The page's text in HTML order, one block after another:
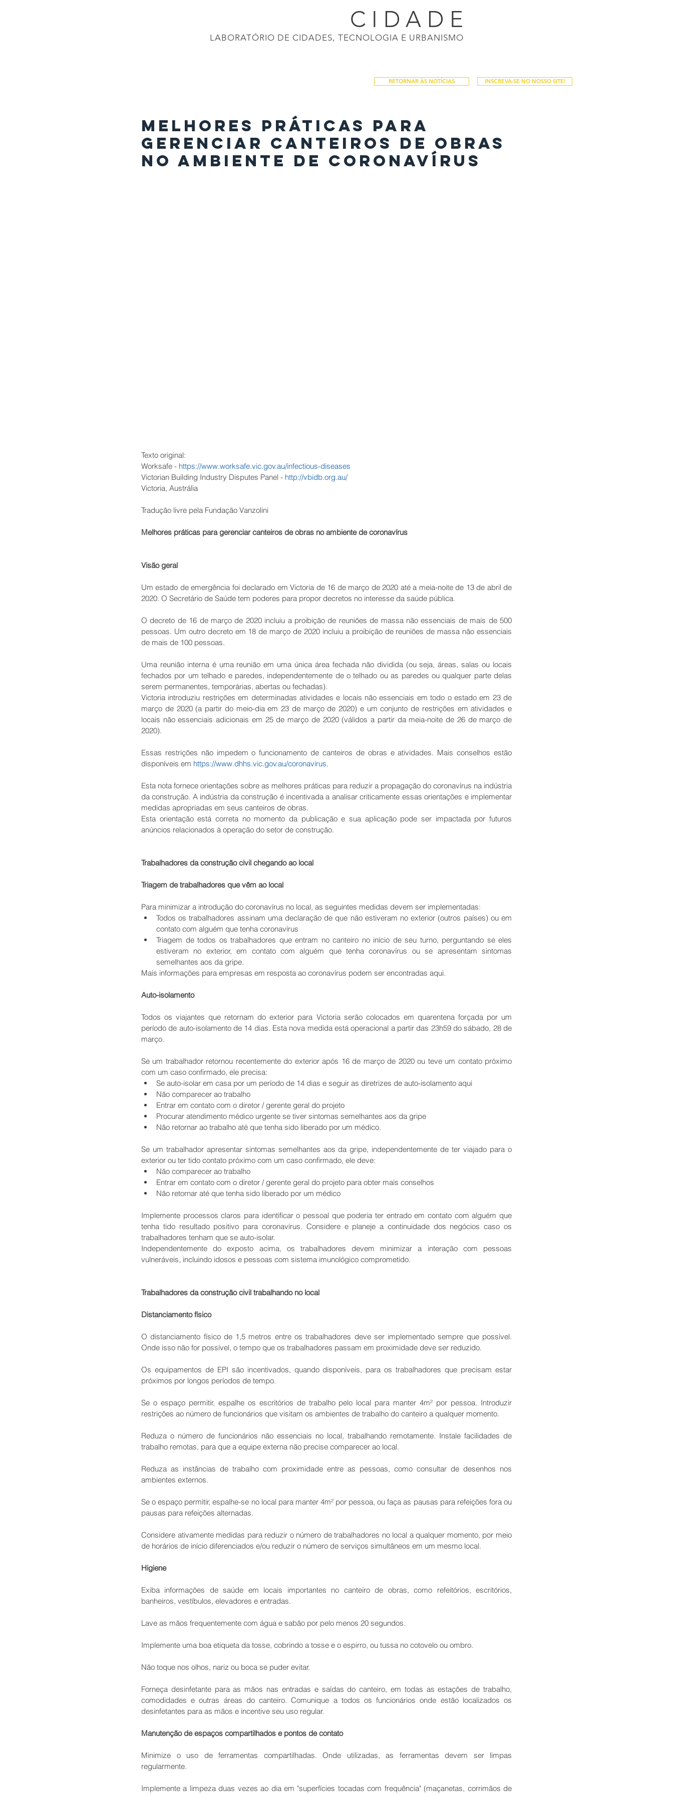
CIDADE
LABORATÓRIO DE CIDADES, TECNOLOGIA E URBANISMO
RETORNAR ÀS NOTÍCIAS INSCREVA-SE NO NOSSO SITE!
Melhores práticas para
gerenciar canteiros de obras
no ambiente de coronavírus
Texto original:
Worksafe - https://www.worksafe.vic.gov.au/infectious-diseases
Victorian Building Industry Disputes Panel - http://vbidb.org.au/
Victoria, Austrália
Tradução livre pela Fundação Vanzolini
Melhores práticas para gerenciar canteiros de obras no ambiente de coronavírus
Visão geral
Um estado de emergência foi declarado em Victoria de 16 de março de 2020 até a meia-noite de 13 de abril de
2020. O Secretário de Saúde tem poderes para propor decretos no interesse da saúde pública.
O decreto de 16 de março de 2020 incluiu a proibição de reuniões de massa não essenciais de mais de 500
pessoas. Um outro decreto em 18 de março de 2020 incluiu a proibição de reuniões de massa não essenciais
de mais de 100 pessoas.
Uma reunião interna é uma reunião em uma única área fechada não dividida (ou seja, áreas, salas ou locais
fechados por um telhado e paredes, independentemente de o telhado ou as paredes ou qualquer parte delas
serem permanentes, temporárias, abertas ou fechadas).
Victoria introduziu restrições em determinadas atividades e locais não essenciais em todo o estado em 23 de
março de 2020 (a partir do meio-dia em 23 de março de 2020) e um conjunto de restrições em atividades e
locais não essenciais adicionais em 25 de março de 2020 (válidos a partir da meia-noite de 26 de março de
2020).
Essas restrições não impedem o funcionamento de canteiros de obras e atividades. Mais conselhos estão
disponíveis em https://www.dhhs.vic.gov.au/coronavirus.
Esta nota fornece orientações sobre as melhores práticas para reduzir a propagação do coronavírus na indústria
da construção. A indústria da construção é incentivada a analisar criticamente essas orientações e implementar
medidas apropriadas em seus canteiros de obras.
Esta orientação está correta no momento da publicação e sua aplicação pode ser impactada por futuros
anúncios relacionados à operação do setor de construção.
Trabalhadores da construção civil chegando ao local
Triagem de trabalhadores que vêm ao local
Para minimizar a introdução do coronavírus no local, as seguintes medidas devem ser implementadas:
Todos os trabalhadores assinam uma declaração de que não estiveram no exterior (outros países) ou em
contato com alguém que tenha coronavírus
Triagem de todos os trabalhadores que entram no canteiro no início de seu turno, perguntando se eles
estiveram no exterior, em contato com alguém que tenha coronavírus ou se apresentam sintomas
semelhantes aos da gripe.
Mais informações para empresas em resposta ao coronavírus podem ser encontradas aqui.
Auto-isolamento
Todos os viajantes que retornam do exterior para Victoria serão colocados em quarentena forçada por um
período de auto-isolamento de 14 dias. Esta nova medida está operacional a partir das 23h59 do sábado, 28 de
março.
Se um trabalhador retornou recentemente do exterior após 16 de março de 2020 ou teve um contato próximo
com um caso confirmado, ele precisa:
Se auto-isolar em casa por um período de 14 dias e seguir as diretrizes de auto-isolamento aqui
Não comparecer ao trabalho
Entrar em contato com o diretor / gerente geral do projeto
Procurar atendimento médico urgente se tiver sintomas semelhantes aos da gripe
Não retornar ao trabalho até que tenha sido liberado por um médico.
Se um trabalhador apresentar sintomas semelhantes aos da gripe, independentemente de ter viajado para o
exterior ou ter tido contato próximo com um caso confirmado, ele deve:
Não comparecer ao trabalho
Entrar em contato com o diretor / gerente geral do projeto para obter mais conselhos
Não retornar até que tenha sido liberado por um médico
Implemente processos claros para identificar o pessoal que poderia ter entrado em contato com alguém que
tenha tido resultado positivo para coronavírus. Considere e planeje a continuidade dos negócios caso os
trabalhadores tenham que se auto-isolar.
Independentemente do exposto acima, os trabalhadores devem minimizar a interação com pessoas
vulneráveis, incluindo idosos e pessoas com sistema imunológico comprometido.
Trabalhadores da construção civil trabalhando no local
Distanciamento físico
O distanciamento físico de 1,5 metros entre os trabalhadores deve ser implementado sempre que possível.
Onde isso não for possível, o tempo que os trabalhadores passam em proximidade deve ser reduzido.
Os equipamentos de EPI são incentivados, quando disponíveis, para os trabalhadores que precisam estar
próximos por longos períodos de tempo.
Se o espaço permitir, espalhe os escritórios de trabalho pelo local para manter 4m² por pessoa. Introduzir
restrições ao número de funcionários que visitam os ambientes de trabalho do canteiro a qualquer momento.
Reduza o número de funcionários não essenciais no local, trabalhando remotamente. Instale facilidades de
trabalho remotas, para que a equipe externa não precise comparecer ao local.
Reduza as instâncias de trabalho com proximidade entre as pessoas, como consultar de desenhos nos
ambientes externos.
Se o espaço permitir, espalhe-se no local para manter 4m² por pessoa, ou faça as pausas para refeições fora ou
pausas para refeições alternadas.
Considere ativamente medidas para reduzir o número de trabalhadores no local a qualquer momento, por meio
de horários de início diferenciados e/ou reduzir o número de serviços simultâneos em um mesmo local.
Higiene
Exiba informações de saúde em locais importantes no canteiro de obras, como refeitórios, escritórios,
banheiros, vestíbulos, elevadores e entradas.
Lave as mãos frequentemente com água e sabão por pelo menos 20 segundos.
Implemente uma boa etiqueta da tosse, cobrindo a tosse e o espirro, ou tussa no cotovelo ou ombro.
Não toque nos olhos, nariz ou boca se puder evitar.
Forneça desinfetante para as mãos nas entradas e saídas do canteiro, em todas as estações de trabalho,
comodidades e outras áreas do canteiro. Comunique a todos os funcionários onde estão localizados os
desinfetantes para as mãos e incentive seu uso regular.
Manutenção de espaços compartilhados e pontos de contato
Minimize o uso de ferramentas compartilhadas. Onde utilizadas, as ferramentas devem ser limpas
regularmente.
Implemente a limpeza duas vezes ao dia em "superfícies tocadas com frequência" (maçanetas, corrimãos de